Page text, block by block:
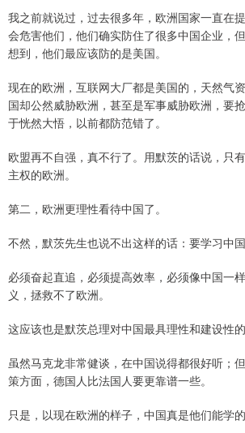
我之前就说过，过去很多年，欧洲国家一直在
会危害他们，他们确实防住了很多中国企业，
想到，他们最应该防的是美国。
现在的欧洲，互联网大厂都是美国的，天然气
国却公然威胁欧洲，甚至是军事威胁欧洲，要
于恍然大悟，以前都防范错了。
欧盟再不自强，真不行了。用默茨的话说，只
主权的欧洲。
第二，欧洲更理性看待中国了。
不然，默茨先生也说不出这样的话：要学习中国
必须奋起直追，必须提高效率，必须像中国一
义，拯救不了欧洲。
这应该也是默茨总理对中国最具理性和建设性的
虽然马克龙非常健谈，在中国说得都很好听；
策方面，德国人比法国人要更靠谱一些。
只是，以现在欧洲的样子，中国真是他们能学